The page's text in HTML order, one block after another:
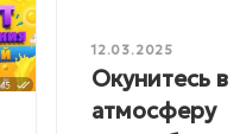
12.03.2025
Окунитесь в
атмосферу